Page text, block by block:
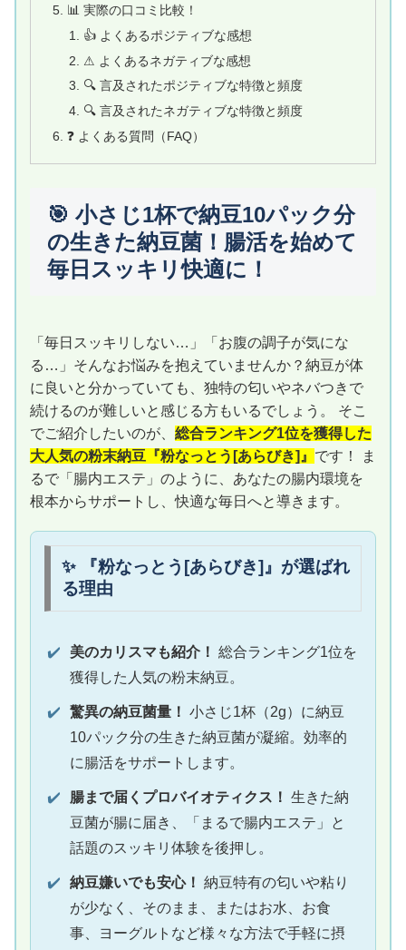
📊 実際の口コミ比較！
👍 よくあるポジティブな感想
⚠ よくあるネガティブな感想
🔍 言及されたポジティブな特徴と頻度
🔍 言及されたネガティブな特徴と頻度
❓ よくある質問（FAQ）
🎯 小さじ1杯で納豆10パック分
の生きた納豆菌！腸活を始めて
毎日スッキリ快適に！
「毎日スッキリしない…」「お腹の調子が気にな
る…」そんなお悩みを抱えていませんか？納豆が体
に良いと分かっていても、独特の匂いやネバつきで
続けるのが難しいと感じる方もいるでしょう。 そこ
でご紹介したいのが、 総合ランキング1位を獲得した
大人気の粉末納豆『粉なっとう[あらびき]』 です！ ま
るで「腸内エステ」のように、あなたの腸内環境を
根本からサポートし、快適な毎日へと導きます。
✨ 『粉なっとう[あらびき]』が選ばれ
る理由
✔️ 美のカリスマも紹介！ 総合ランキング1位を
獲得した人気の粉末納豆。
✔️ 驚異の納豆菌量！ 小さじ1杯（2g）に納豆
10パック分の生きた納豆菌が凝縮。効率的
に腸活をサポートします。
✔️ 腸まで届くプロバイオティクス！ 生きた納
豆菌が腸に届き、「まるで腸内エステ」と
話題のスッキリ体験を後押し。
✔️ 納豆嫌いでも安心！ 納豆特有の匂いや粘り
が少なく、そのまま、またはお水、お食
事、ヨーグルトなど様々な方法で手軽に摂